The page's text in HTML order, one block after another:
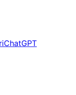
ChatGPT